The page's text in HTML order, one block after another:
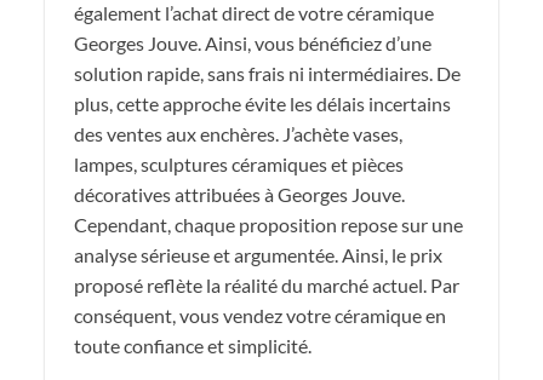
également l’achat direct de votre céramique
Georges Jouve. Ainsi, vous bénéficiez d’une
solution rapide, sans frais ni intermédiaires. De
plus, cette approche évite les délais incertains
des ventes aux enchères. J’achète vases,
lampes, sculptures céramiques et pièces
décoratives attribuées à Georges Jouve.
Cependant, chaque proposition repose sur une
analyse sérieuse et argumentée. Ainsi, le prix
proposé reflète la réalité du marché actuel. Par
conséquent, vous vendez votre céramique en
toute confiance et simplicité.